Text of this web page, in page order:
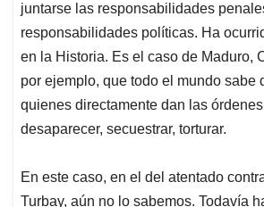
juntarse las responsabilidades
responsabilidades políticas. Ha
en la Historia. Es el caso de Maduro,
por ejemplo, que todo el mundo sabe
quienes directamente dan las
desaparecer, secuestrar, torturar.
En este caso, en el del atentado
Turbay, aún no lo sabemos. Todavía